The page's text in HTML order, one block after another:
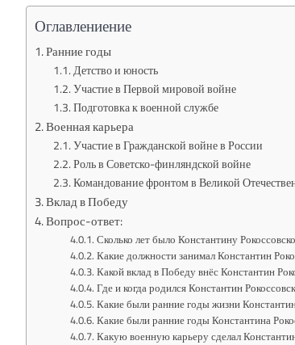
Оглавлениение
Ранние годы
Детство и юность
Участие в Первой мировой войне
Подготовка к военной службе
Военная карьера
Участие в Гражданской войне в России
Роль в Советско-финляндской войне
Командование фронтом в Великой
Вклад в Победу
Вопрос-ответ:
Сколько лет было Константину
Какие должности занимал Константин
Какой вклад в Победу внёс Константин
Где и когда родился Константин
Какие были ранние годы жизни
Какие были ранние годы Константина
Какую военную карьеру сделал